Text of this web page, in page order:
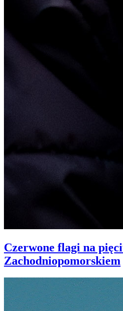
Czerwone flagi na
Zachodniopomorskiem